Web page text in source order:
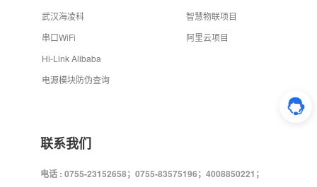
武汉海凌科
串口WiFi
Hi-Link Alibaba
电源模块防伪查询
智慧物联项目
阿里云项目
联系我们
电话 : 0755-23152658；0755-83575196；4008850221；